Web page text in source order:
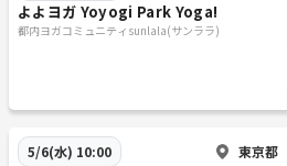
よよヨガ Yoyogi Park Yoga!
都内ヨガコミュニティsunlala(サンララ)
5/6(水) 10:00 東京都